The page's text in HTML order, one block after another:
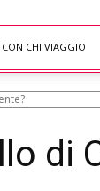
CON CHI VIAGGIO
di